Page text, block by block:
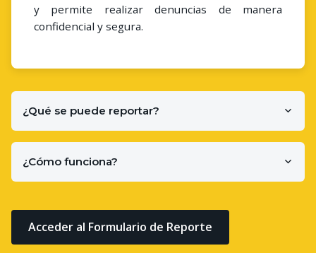
y permite realizar denuncias de manera
confidencial y segura.
¿Qué se puede reportar?
¿Cómo funciona?
Acceder al Formulario de Reporte